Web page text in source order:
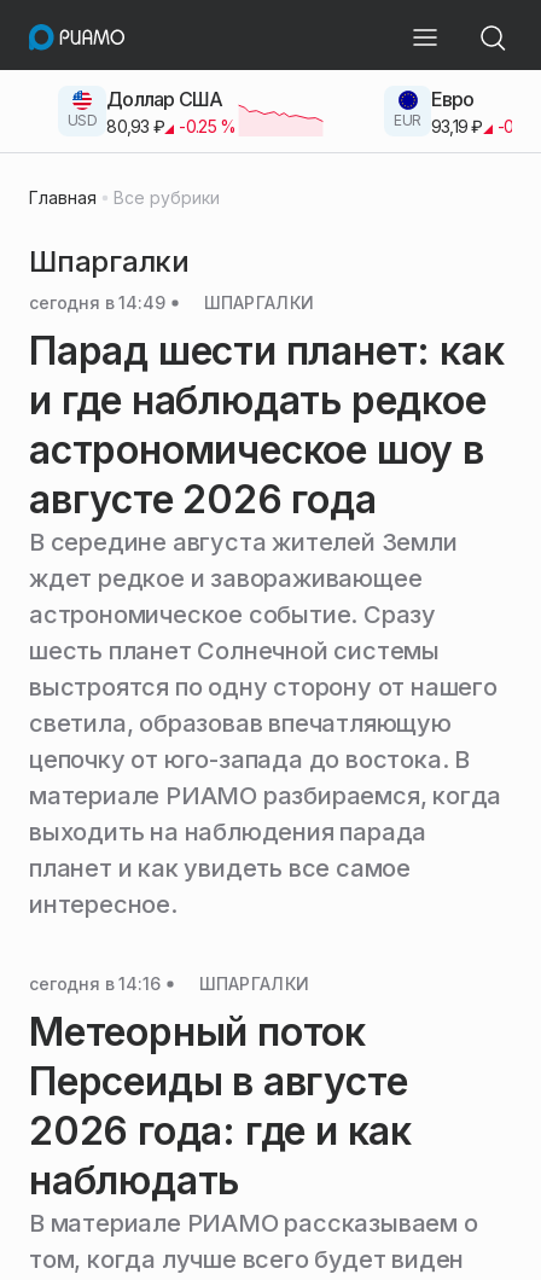
USD
Доллар США
80,93 ₽ -0.25% EUR
Евро
93,19 ₽ -0.42
Главная Все рубрики
Шпаргалки
сегодня в 14:49 ШПАРГАЛКИ
Парад шести планет: как
и где наблюдать редкое
астрономическое шоу в
августе 2026 года
В середине августа жителей Земли
ждет редкое и завораживающее
астрономическое событие. Сразу
шесть планет Солнечной системы
выстроятся по одну сторону от нашего
светила, образовав впечатляющую
цепочку от юго-запада до востока. В
материале РИАМО разбираемся, когда
выходить на наблюдения парада
планет и как увидеть все самое
интересное.
сегодня в 14:16 ШПАРГАЛКИ
Метеорный поток
Персеиды в августе
2026 года: где и как
наблюдать
В материале РИАМО рассказываем о
том, когда лучше всего будет виден